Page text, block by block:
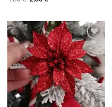
prix
4,80 €.2,00 €.
Ajouter
à la liste
d'envie